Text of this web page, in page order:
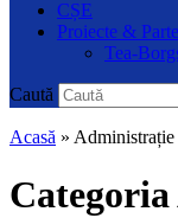
CȘE
Proiecte &
Tea-
Caută
Acasă » Administrație
Categoria